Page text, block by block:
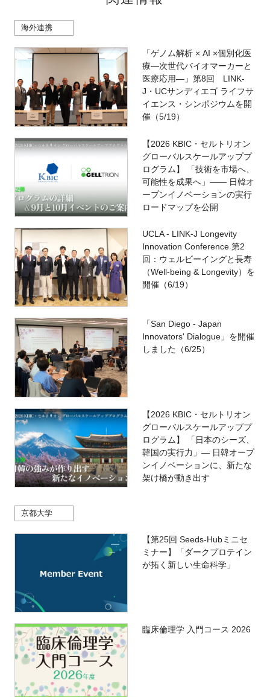
海外連携
「ゲノム解析 × AI ×個別化医
療―次世代バイオマーカーと
医療応用―」第8回 LINK-
J・UCサンディエゴ ライフサ
イエンス・シンポジウムを開
催（5/19）
【2026 KBIC・セルトリオン
グローバルスケールアッププ
ログラム】 「技術を市場へ、
可能性を成果へ」―― 日韓オ
ープンイノベーションの実行
ロードマップを公開
UCLA - LINK-J Longevity
Innovation Conference 第2
回：ウェルビーイングと長寿
（Well-being & Longevity）を
開催（6/19）
「San Diego - Japan
Innovators' Dialogue」を開催
しました（6/25）
【2026 KBIC・セルトリオン
グローバルスケールアッププ
ログラム】 「日本のシーズ、
韓国の実行力」― 日韓オープ
ンイノベーションに、新たな
架け橋が動き出す
京都大学
【第25回 Seeds-Hubミニセ
ミナー】「ダークプロテイン
が拓く新しい生命科学」
臨床倫理学 入門コース 2026